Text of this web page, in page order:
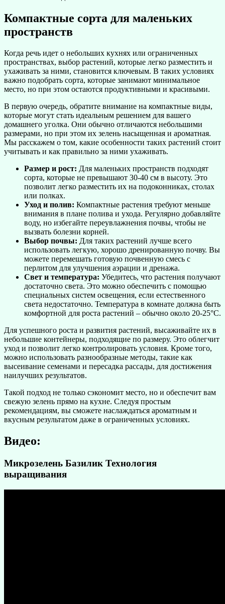
Компактные сорта для маленьких
пространств
Когда речь идет о небольших кухнях или ограниченных
пространствах, выбор растений, которые легко разместить и
ухаживать за ними, становится ключевым. В таких условиях
важно подобрать сорта, которые занимают минимальное
место, но при этом остаются продуктивными и красивыми.
В первую очередь, обратите внимание на компактные виды,
которые могут стать идеальным решением для вашего
домашнего уголка. Они обычно отличаются небольшими
размерами, но при этом их зелень насыщенная и ароматная.
Мы расскажем о том, какие особенности таких растений стоит
учитывать и как правильно за ними ухаживать.
Размер и рост: Для маленьких пространств подходят
сорта, которые не превышают 30-40 см в высоту. Это
позволит легко разместить их на подоконниках, столах
или полках.
Уход и полив: Компактные растения требуют меньше
внимания в плане полива и ухода. Регулярно добавляйте
воду, но избегайте переувлажнения почвы, чтобы не
вызвать болезни корней.
Выбор почвы: Для таких растений лучше всего
использовать легкую, хорошо дренированную почву. Вы
можете перемешать готовую почвенную смесь с
перлитом для улучшения аэрации и дренажа.
Свет и температура: Убедитесь, что растения получают
достаточно света. Это можно обеспечить с помощью
специальных систем освещения, если естественного
света недостаточно. Температура в комнате должна быть
комфортной для роста растений – обычно около 20-25°C.
Для успешного роста и развития растений, высаживайте их в
небольшие контейнеры, подходящие по размеру. Это облегчит
уход и позволит легко контролировать условия. Кроме того,
можно использовать разнообразные методы, такие как
высеивание семенами и пересадка рассады, для достижения
наилучших результатов.
Такой подход не только сэкономит место, но и обеспечит вам
свежую зелень прямо на кухне. Следуя простым
рекомендациям, вы сможете наслаждаться ароматным и
вкусным результатом даже в ограниченных условиях.
Видео:
Микрозелень Базилик Технология
выращивания